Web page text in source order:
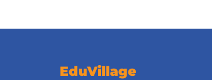
EduVillage